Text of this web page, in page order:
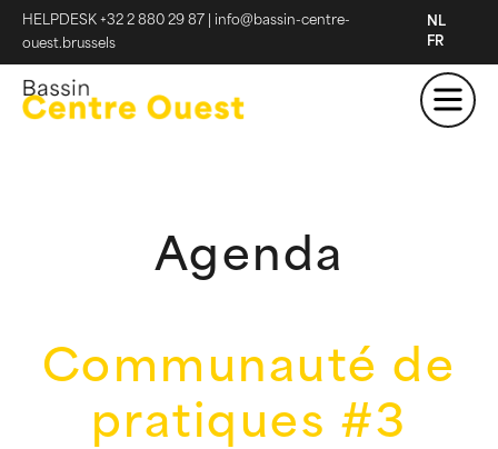
HELPDESK +32 2 880 29 87
info@bassin-centre-
ouest.brussels
NL
FR
Agenda
Communauté de
pratiques #3